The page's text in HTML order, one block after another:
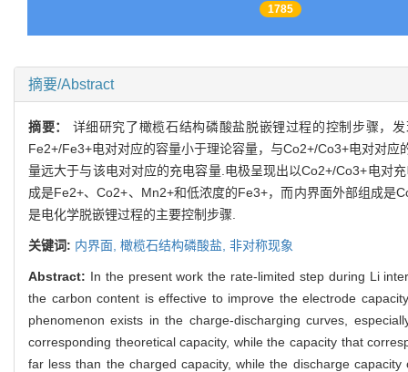
1785
摘要/Abstract
摘要： 详细研究了橄榄石结构磷酸盐脱嵌锂过程的控制步骤，
Fe2+/Fe3+电对对应的容量小于理论容量，与Co2+/Co3+电对对
量远大于与该电对对应的充电容量.电极呈现出以Co2+/Co3+电对
成是Fe2+、Co2+、Mn2+和低浓度的Fe3+，而内界面外部组成是
是电化学脱嵌锂过程的主要控制步骤.
关键词: 内界面, 橄榄石结构磷酸盐, 非对称现象
Abstract: In the present work the rate-limited step during Li
the carbon content is effective to improve the electrode
phenomenon exists in the charge-discharging curves,
corresponding theoretical capacity, while the capacity that
far less than the charged capacity, while the discharge